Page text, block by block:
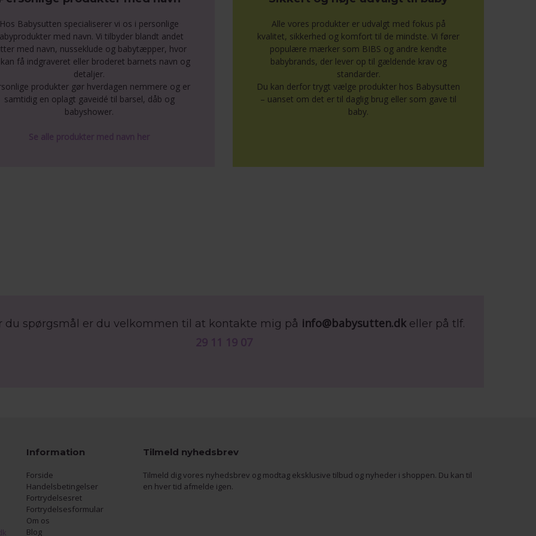
Hos Babysutten specialiserer vi os i personlige
med navn. Vi tilbyder blandt andet
med navn, nusseklude og babytæpper, hvor
få indgraveret eller broderet barnets navn og
detaljer.
produkter gør hverdagen nemmere og er
samtidig en oplagt gaveidé til barsel, dåb og
babyshower.
Se alle produkter med navn her
Alle vores produkter er udvalgt med fokus på
kvalitet, sikkerhed og komfort til de mindste. Vi fører
populære mærker som BIBS og andre kendte
babybrands, der lever op til gældende krav og
standarder.
Du kan derfor trygt vælge produkter hos Babysutten
– uanset om det er til daglig brug eller som gave til
baby.
du spørgsmål er du velkommen til at kontakte mig på info@babysutten.dkeller på tlf.
29 11 19 07
Information
Forside
Handelsbetingelser
Fortrydelsesret
Fortrydelsesformular
Om os
Blog
Tilmeld nyhedsbrev
Tilmeld dig vores nyhedsbrev og modtag eksklusive tilbud og nyheder i shoppen. Du kan til
en hver tid afmelde igen.